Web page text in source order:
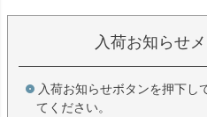
入荷お知らせ
入荷お知らせボタンを押下し
てください。